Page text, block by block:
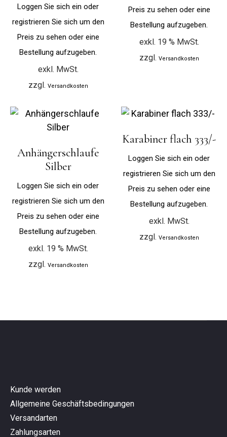
Loggen Sie sich ein oder
registrieren Sie sich um den
Preis zu sehen oder eine
Bestellung aufzugeben.
exkl. MwSt.
zzgl. Versandkosten
Preis zu sehen oder eine
Bestellung aufzugeben.
exkl. 19 % MwSt.
zzgl. Versandkosten
Anhängerschlaufe
Silber
Loggen Sie sich ein oder
registrieren Sie sich um den
Preis zu sehen oder eine
Bestellung aufzugeben.
exkl. 19 % MwSt.
zzgl. Versandkosten
Karabiner flach 333/-
Loggen Sie sich ein oder
registrieren Sie sich um den
Preis zu sehen oder eine
Bestellung aufzugeben.
exkl. MwSt.
zzgl. Versandkosten
Kunde werden
Allgemeine Geschäftsbedingungen
Versandarten
Zahlungsarten